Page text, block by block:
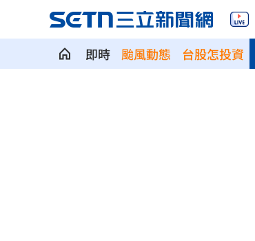
即時 颱風動態 台股怎投資
慈濟遭詐10億 國民黨不認錯
就業意外爆冷！那指漲342點